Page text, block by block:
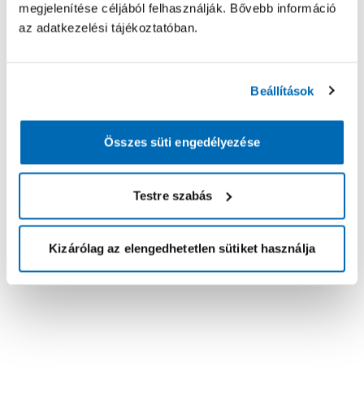
megjelenítése céljából felhasználják. Bővebb információ
az adatkezelési tájékoztatóban.
Beállítások
Összes süti engedélyezése
Testre szabás
Kizárólag az elengedhetetlen sütiket használja